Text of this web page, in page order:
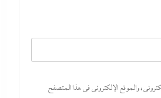
والموقع الإلكتروني في هذا المتصفح